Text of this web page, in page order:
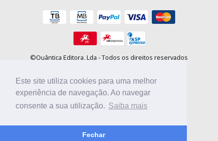
Este site utiliza cookies para uma melhor
experiência de navegação. Ao navegar
consente a sua utilização. Saiba mais
Fechar
©Quântica Editora, Lda - Todos os direitos reservados
E-mail: info@booki.pt
Tel.: +351 220 104 872(custo de chamada para a rede fixa